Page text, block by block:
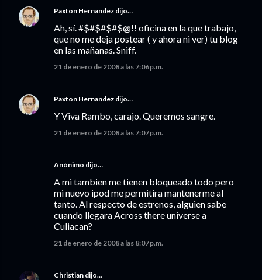
Paxton Hernandez dijo…
Ah, sí. #$#$#$#$@!! oficina en la que trabajo,
que no me deja postear ( y ahora ni ver) tu blog
en las mañanas. Sniff.
21 de enero de 2008 a las 7:06 p.m.
Paxton Hernandez dijo…
Y Viva Rambo, carajo. Queremos sangre.
21 de enero de 2008 a las 7:07 p.m.
Anónimo dijo…
A mi tambien me tienen bloqueado todo pero
mi nuevo ipod me permitira mantenerme al
tanto. Al respecto de estrenos, alguien sabe
cuando llegara Across there universe a
Culiacan?
21 de enero de 2008 a las 8:07 p.m.
Christian dijo…